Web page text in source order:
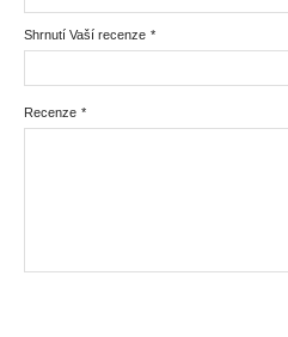
*
Shrnutí Vaší recenze
*
Recenze